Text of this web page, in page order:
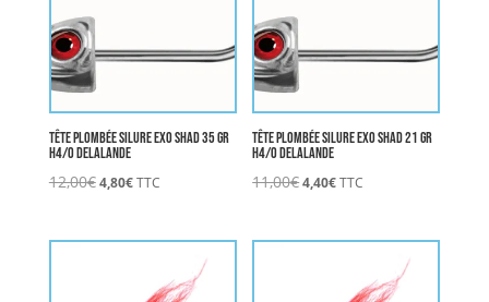
Tête Plombée Silure Exo Shad 35 gr
H4/0 DELALANDE
12,00€ Le
était :
4,80€Le
est :
TTC
Tête Plombée Silure Exo Shad 21 gr
H4/0 DELALANDE
11,00€ Le
était :
4,40€Le
est :
TTC